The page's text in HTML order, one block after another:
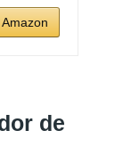
de